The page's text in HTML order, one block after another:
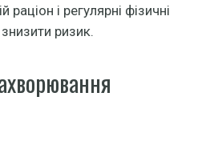
раціон і регулярні фізичні
ризик.